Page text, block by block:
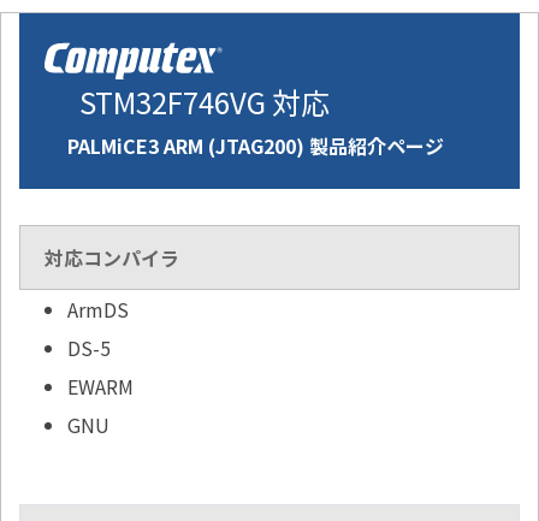
STM32F746VG 対応
PALMiCE3 ARM (JTAG200) 製品紹介ページ
対応コンパイラ
ArmDS
DS-5
EWARM
GNU